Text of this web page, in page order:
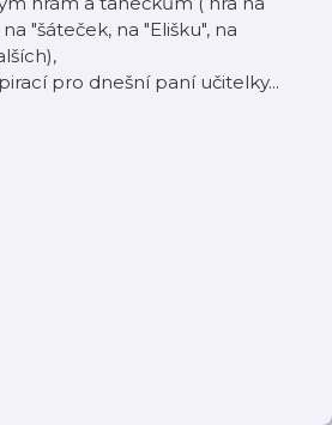
"šáteček, na "Elišku", na
pro dnešní paní učitelky...